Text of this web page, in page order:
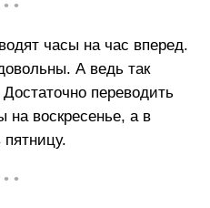
• •
часы на час вперед.
А ведь так
переводить
на воскресенье, а в
• •